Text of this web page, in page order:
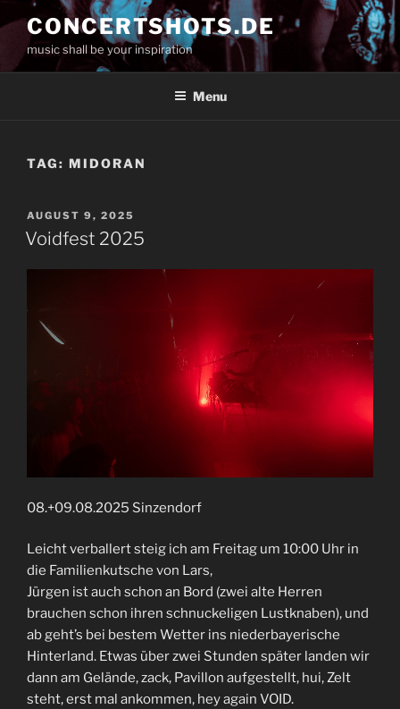
to
content
CONCERTSHOTS.DE
music shall be your inspiration
Menu
TAG: MIDORAN
POSTED
ON
AUGUST 9, 2025
Voidfest 2025
08.+09.08.2025 Sinzendorf
Leicht verballert steig ich am Freitag um 10:00 Uhr in
die Familienkutsche von Lars,
Jürgen ist auch schon an Bord (zwei alte Herren
brauchen schon ihren schnuckeligen Lustknaben), und
ab geht’s bei bestem Wetter ins niederbayerische
Hinterland. Etwas über zwei Stunden später landen wir
dann am Gelände, zack, Pavillon aufgestellt, hui, Zelt
steht, erst mal ankommen, hey again VOID.